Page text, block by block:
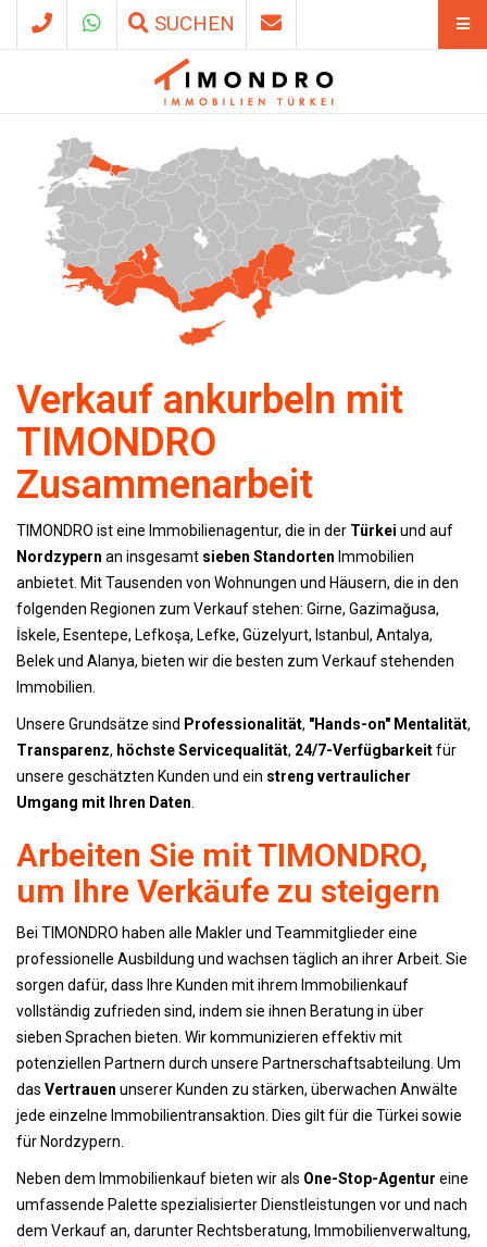
SUCHEN
Verkauf ankurbeln mit
TIMONDRO
Zusammenarbeit
TIMONDRO ist eine Immobilienagentur, die in der Türkei und auf
Nordzypern an insgesamt sieben Standorten Immobilien
anbietet. Mit Tausenden von Wohnungen und Häusern, die in den
folgenden Regionen zum Verkauf stehen: Girne, Gazimağusa,
İskele, Esentepe, Lefkoşa, Lefke, Güzelyurt, Istanbul, Antalya,
Belek und Alanya, bieten wir die besten zum Verkauf stehenden
Immobilien.
Unsere Grundsätze sind Professionalität, "Hands-on" Mentalität,
Transparenz, höchste Servicequalität, 24/7-Verfügbarkeitfür
unsere geschätzten Kunden und ein streng vertraulicher
Umgang mit Ihren Daten
Arbeiten Sie mit TIMONDRO,
um Ihre Verkäufe zu steigern
Bei TIMONDRO haben alle Makler und Teammitglieder eine
professionelle Ausbildung und wachsen täglich an ihrer Arbeit. Sie
sorgen dafür, dass Ihre Kunden mit ihrem Immobilienkauf
vollständig zufrieden sind, indem sie ihnen Beratung in über
sieben Sprachen bieten. Wir kommunizieren effektiv mit
potenziellen Partnern durch unsere Partnerschaftsabteilung. Um
das Vertrauen unserer Kunden zu stärken, überwachen Anwälte
jede einzelne Immobilientransaktion. Dies gilt für die Türkei sowie
für Nordzypern.
Neben dem Immobilienkauf bieten wir als One-Stop-Agentur eine
umfassende Palette spezialisierter Dienstleistungen vor und nach
dem Verkauf an, darunter Rechtsberatung, Immobilienverwaltung,